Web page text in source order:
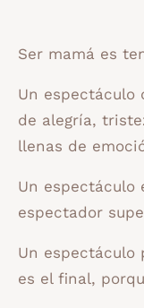
Ser mamá es
Un espectáculo
de alegría,
llenas de
Un espectáculo
espectador
Un espectáculo
es el final,